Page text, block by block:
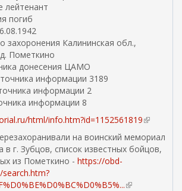
лейтенант
погиб
захоронения Калининская обл.,
Пометкино
донесения ЦАМО
информации 3189
информации 2
информации 8
html/info.htm?id=1152561819(
н
е
на воинский мемориал
в г. Зубцов, список известных бойцов,
из Пометкино -https://obd-
(